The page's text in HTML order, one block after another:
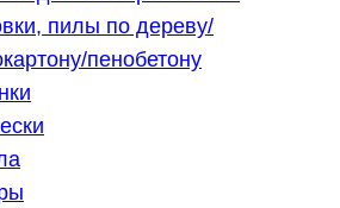
пилы по дереву/
пенобетону